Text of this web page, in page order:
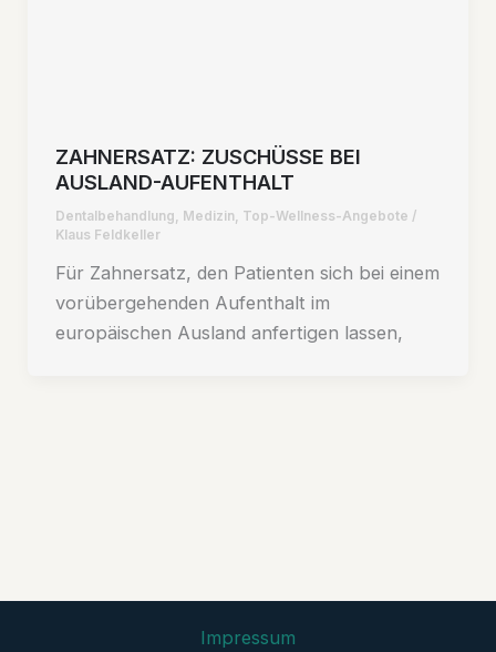
ZAHNERSATZ: ZUSCHÜSSE BEI
AUSLAND-AUFENTHALT
Dentalbehandlung, Medizin, Top-Wellness-Angebote /
Klaus Feldkeller
Für Zahnersatz, den Patienten sich bei einem
vorübergehenden Aufenthalt im
europäischen Ausland anfertigen lassen,
Impressum